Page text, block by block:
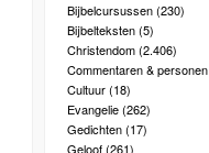
Bijbelcursussen(230)
Bijbelteksten(5)
Christendom(2.406)
Commentaren & personen
Cultuur(18)
Evangelie(262)
Gedichten(17)
Geloof(261)